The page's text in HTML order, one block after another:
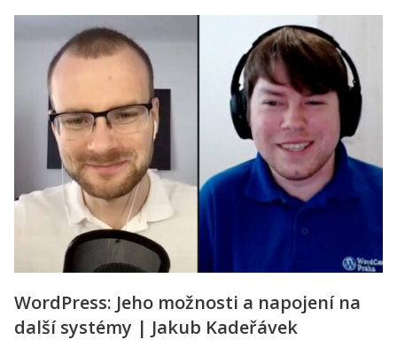
WordPress: Jeho možnosti a napojení na
další systémy | Jakub Kadeřávek